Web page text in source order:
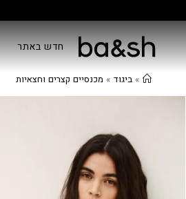
חדש באתר
» ביגוד » מכנסיים קצרים וחצאיות